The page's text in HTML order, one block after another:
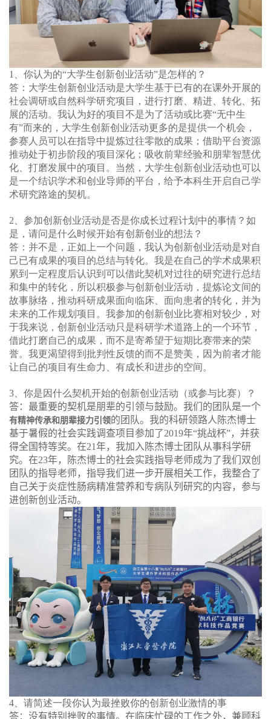
1
、你认为的“大学生创新创业活动”是怎样的？
答：大学生创新创业活动是大学生基于已有的在课外开展的
社会调研或自然科学研究项目，进行打磨、精进、转化、拓
展的活动。我认为好的项目不是为了活动或比赛“无中生
有”而来的，大学生创新创业活动更多的是提供一个机会，
参赛人员可以在指导中提炼过往零散的成果；借助平台资源
推动处于初步阶段的项目深化；吸收前辈经验和朋辈智慧优
化、打磨发展中的项目。当然，大学生创新创业活动也可以
是一个结识学术和创业导师的平台，给予本科生开启自己学
术研究路途的契机。
2 、参加创新创业活动是否是你成长过程计划中的事情？如
是，请问是什么时候开始有创新创业的想法？
答：并不是，正如上一个问题，我认为创新创业活动是对自
己已有成果的项目的总结与转化。我是在自己的学术成果积
累到一定程度后认识到可以借此契机对过往的研究进行总结
和集中的转化，所以积极参与创新创业活动，提炼论文间的
故事脉络，推动科研成果面向临床、面向患者的转化，并为
未来的工作规划项目。 我参加的创新创业比赛相对较少，对
于我来说，创新创业活动只是科研学术道路上的一个环节，
借此打磨自己的成果，而不是寄希望于短期比赛带来的荣
誉。我更渴望得到批判性反馈的而不是赞美，因为前者才能
让自己的项目有生命力、有成长和进步的空间。
3 、你是因什么契机开始的创新创业活动（或参与比赛）？
答：最重要的契机是朋辈的引领与鼓励。我们的团队是一个
有精神传承和朋辈接力引领的团队。我的科研领路人陈杰博士
基于暑假的社会实践调查项目 参加了2019年“挑战杯”， 并获
得全国特等奖。在21年， 我加入 陈杰博士团队 从事科学研
究。在23年，
陈杰博士的社会实践指导老师成为了我们双创
团队的指导老师，指导我们进一步开展相关工作， 我整合了
自己关于炎症性肠病精准营养和专病队列研究的内容，参与
进创新创业活动。
4 、请简述一段你认为最挫败你的创新创业激情的事
答：没有特别挫败的事情。 在临床忙碌的工作之外，兼顾科